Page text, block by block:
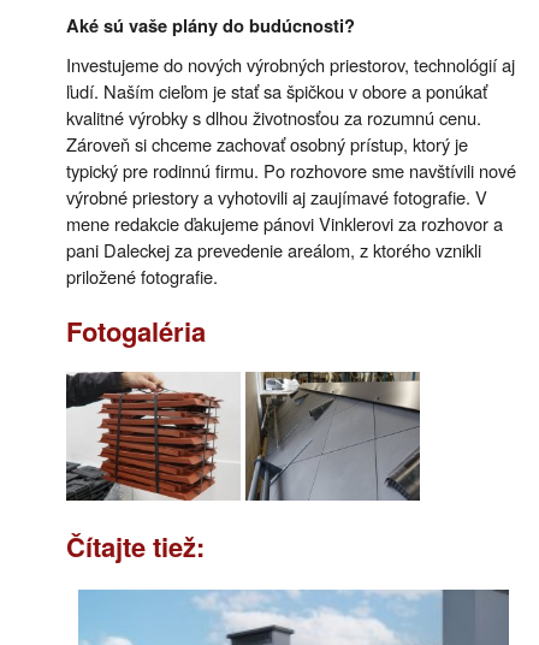
Aké sú vaše plány do budúcnosti?
Investujeme do nových výrobných priestorov, technológií aj
ľudí. Naším cieľom je stať sa špičkou v obore a ponúkať
kvalitné výrobky s dlhou životnosťou za rozumnú cenu.
Zároveň si chceme zachovať osobný prístup, ktorý je
typický pre rodinnú firmu. Po rozhovore sme navštívili nové
výrobné priestory a vyhotovili aj zaujímavé fotografie. V
mene redakcie ďakujeme pánovi Vinklerovi za rozhovor a
pani Daleckej za prevedenie areálom, z ktorého vznikli
priložené fotografie.
Fotogaléria
Čítajte tiež: